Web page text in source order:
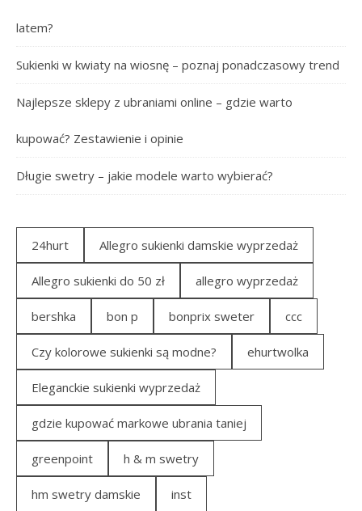
latem?
Sukienki w kwiaty na wiosnę – poznaj ponadczasowy trend
Najlepsze sklepy z ubraniami online – gdzie warto
kupować? Zestawienie i opinie
Długie swetry – jakie modele warto wybierać?
24hurt Allegro sukienki damskie wyprzedaż
Allegro sukienki do 50 zł allegro wyprzedaż
bershka bon p bonprix sweter ccc
Czy kolorowe sukienki są modne? ehurtwolka
Eleganckie sukienki wyprzedaż
gdzie kupować markowe ubrania taniej
greenpoint h & m swetry
hm swetry damskie inst